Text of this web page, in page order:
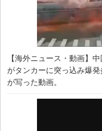
【海外ニュース・動画】
がタンカーに突っ込み爆
が写った動画。